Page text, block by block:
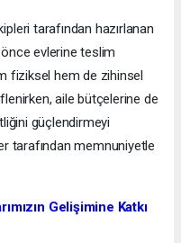
tarafından hazırlanan
evlerine teslim
fiziksel hem de zihinsel
aile bütçelerine de
güçlendirmeyi
tarafından memnuniyetle
Gelişimine Katkı